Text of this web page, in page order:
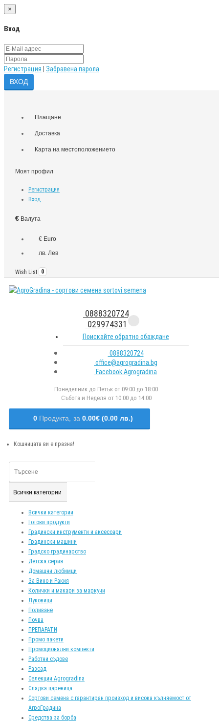
×
Вход
Регистрация Забравена парола
Плащане
Доставка
Карта на местоположението
Моят профил
Регистрация
Вход
€ Валута
€ Euro
лв. Лев
Wish List 0
0888320724
029974331
Поискайте обратно обаждане
0888320724
office@agrogradina.bg
Facebook Agrogradina
Понеделник до Петък от 09:00 до 18:00
Събота и Неделя от 10:00 до 14:00
0 Продукта, за 0.00€ (0.00 лв.)
Кошницата ви е празна!
Всички категории
Всички категории
Готови продукти
Градински инструменти и аксесоари
Градински машини
Градско градинарство
Детска серия
Домашни любимци
За Вино и Ракия
Колички и макари за маркучи
Луковици
Поливане
Почва
ПРЕПАРАТИ
Промо пакети
Промоционални компекти
Работни съдове
Разсад
Селекции Agrogradina
Сладка царевица
Сортови семена с гарантиран произход и висока кълняемост от
АгроГрадина
Средства за борба